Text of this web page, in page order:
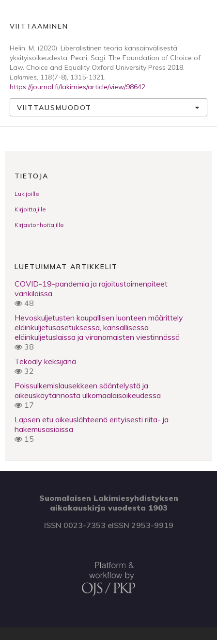
VIITTAAMINEN
Helin, M. (2020). Liberalistinen teoria kansainvälisestä
yksityisoikeudesta: Peari, Sagi: The Foundation of Choice of
Law. Choice and Equality Oxford University Press 2018.
Lakimies, 118(7-8), 1315-1321.
https://journal.fi/lakimies/article/view/98642
VIITTAUSMUODOT
TIETOJA
Lukijoille
Kirjoittajille
Kirjastonhoitajille
LUETUIMMAT ARTIKKELIT
COVID-19-pandemia ja rajoitustoimenpiteet
vankiloissa
48
Hevoskuljetusten kaupallisen luonteen määrittely
eläinkuljetusasetuksessa, kansallisessa
eläinkuljetuslaissa ja viranomaisten viestinnässä
38
Tekoäly keksijänä
32
Poissulkemislausekkeen sääntelystä ja
oikeuskäytännöstä ulkomaalaisoikeudessa
17
Lapsen etu oikeuslähteenä erityisesti riita- ja
hakemusasioissa
15
Suomalaisen Lakimiesyhdistyksen
aikakauskirja vuodesta 1903
ISSN 0023-7353 eISSN 2953-9919